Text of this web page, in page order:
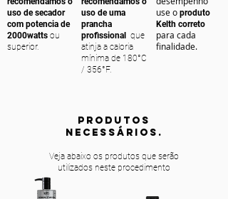
uso de secador
com potencia de
2000watts ou
superior.
uso de uma
prancha
profissional que
atinja a caloria
mínima de 180°C
/ 356°F.
use o produto
Kelth correto
para cada
finalidade.
PRODUTOS
NECESSÁRIOS.
Veja abaixo os produtos que serão
utilizados neste procedimento